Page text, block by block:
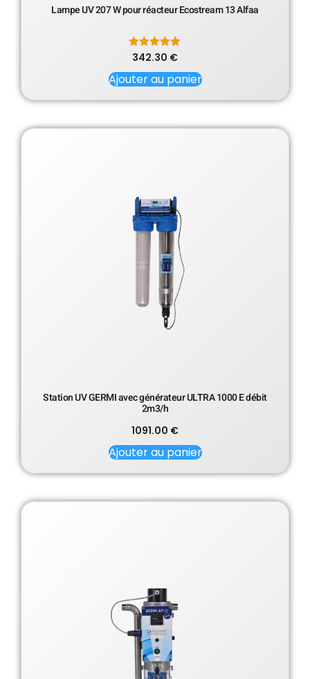
Lampe UV 207 W pour réacteur Ecostream 13 Alfaa
Note
sur 5
342.30 €
Ajouter au panier
Station UV GERMI avec générateur ULTRA 1000 E débit
2m3/h
1091.00 €
Ajouter au panier